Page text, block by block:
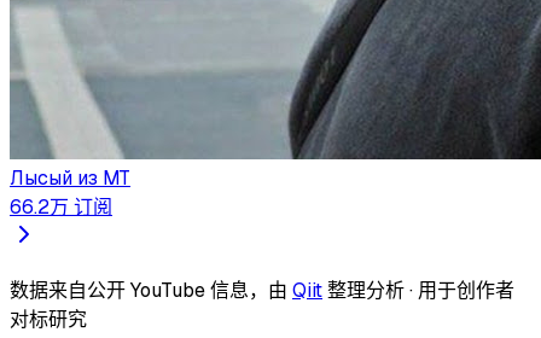
Лысый из МТ
66.2万 订阅
数据来自公开 YouTube 信息，由 Qiit整理分析 · 用于创作者
对标研究